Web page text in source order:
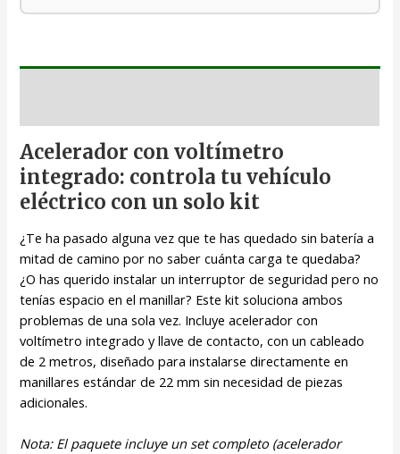
Acelerador con voltímetro
integrado: controla tu vehículo
eléctrico con un solo kit
¿Te ha pasado alguna vez que te has quedado sin batería a
mitad de camino por no saber cuánta carga te quedaba?
¿O has querido instalar un interruptor de seguridad pero no
tenías espacio en el manillar? Este kit soluciona ambos
problemas de una sola vez. Incluye acelerador con
voltímetro integrado y llave de contacto, con un cableado
de 2 metros, diseñado para instalarse directamente en
manillares estándar de 22 mm sin necesidad de piezas
adicionales.
Nota: El paquete incluye un set completo (acelerador